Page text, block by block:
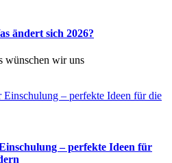
ändert sich 2026?
wünschen wir uns
– perfekte Ideen für